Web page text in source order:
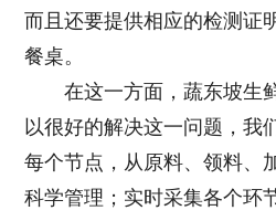
而且还要提供相应的检测证
餐桌。
在这一方面，蔬东坡生
以很好的解决这一问题，我
每个节点，从原料、领料、
科学管理；实时采集各个环